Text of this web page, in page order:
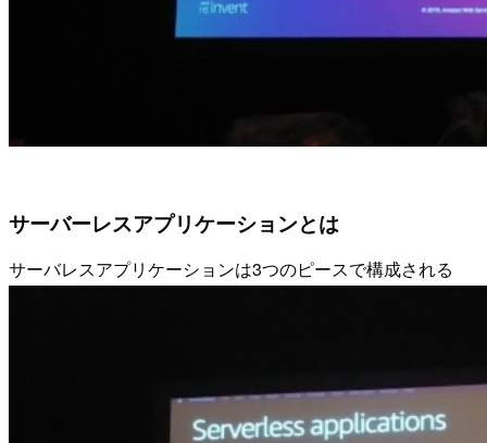
サーバーレスアプリケーションとは
サーバレスアプリケーションは3つのピースで構成される